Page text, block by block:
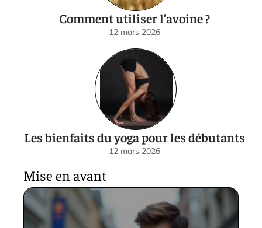
Comment utiliser l’avoine ?
12 mars 2026
Les bienfaits du yoga pour les débutants
12 mars 2026
Mise en avant